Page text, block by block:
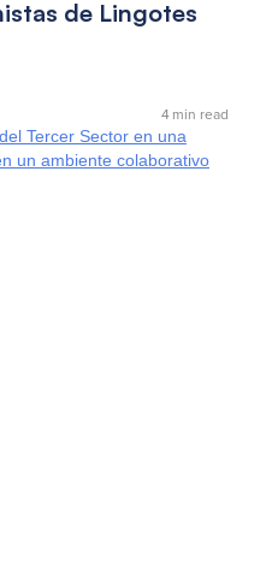
de Lingotes
4min read